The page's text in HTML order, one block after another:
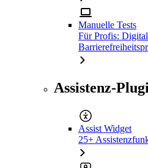
Manuelle Tests
Für Profis:
Assistenz-
Assist Widget
25+